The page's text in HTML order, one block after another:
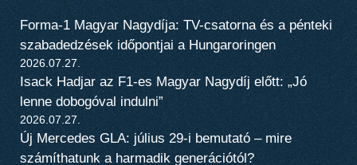
Forma-1 Magyar Nagydíja: TV-csatorna és a pénteki
szabadedzések időpontjai a Hungaroringen
2026.07.27.
Isack Hadjar az F1-es Magyar Nagydíj előtt: „Jó
lenne dobogóval indulni”
2026.07.27.
Új Mercedes GLA: július 29-i bemutató – mire
számíthatunk a harmadik generációtól?